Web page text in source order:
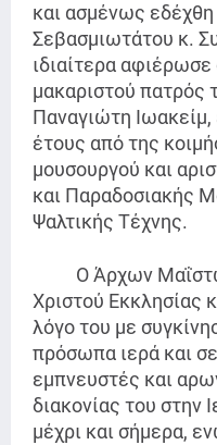
και ασμένως
Σεβασμιωτάτου κ.
ιδιαίτερα
μακαριστού
Παναγιώτη
έτους από της
μουσουργού και
και Παραδοσιακής
Ψαλτικής Τέχνης.
Ο Άρχων
Χριστού Εκκλησίας
λόγο του με
πρόσωπα ιερά και
εμπνευστές και
διακονίας του στην
μέχρι και σήμερα,